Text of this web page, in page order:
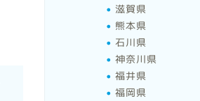
滋賀県
熊本県
石川県
神奈川県
福井県
福岡県